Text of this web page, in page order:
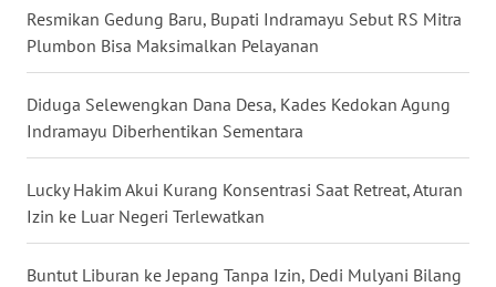
Resmikan Gedung Baru, Bupati Indramayu Sebut RS Mitra
Plumbon Bisa Maksimalkan Pelayanan
Diduga Selewengkan Dana Desa, Kades Kedokan Agung
Indramayu Diberhentikan Sementara
Lucky Hakim Akui Kurang Konsentrasi Saat Retreat, Aturan
Izin ke Luar Negeri Terlewatkan
Buntut Liburan ke Jepang Tanpa Izin, Dedi Mulyani Bilang
WN
MALUT
WN
DAIRI
WN
DANAU
TOBA